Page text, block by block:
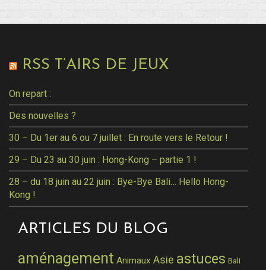
RSS T’AIRS DE JEUX
On repart :
Des nouvelles ?
30 – Du 1er au 6 ou 7 juillet : En route vers le Retour !
29 – Du 23 au 30 juin : Hong-Kong – partie 1 !
28 – du 18 juin au 22 juin : Bye-Bye Bali… Hello Hong-
Kong !
ARTICLES DU BLOG
aménagement Animaux Asie astuces Bali